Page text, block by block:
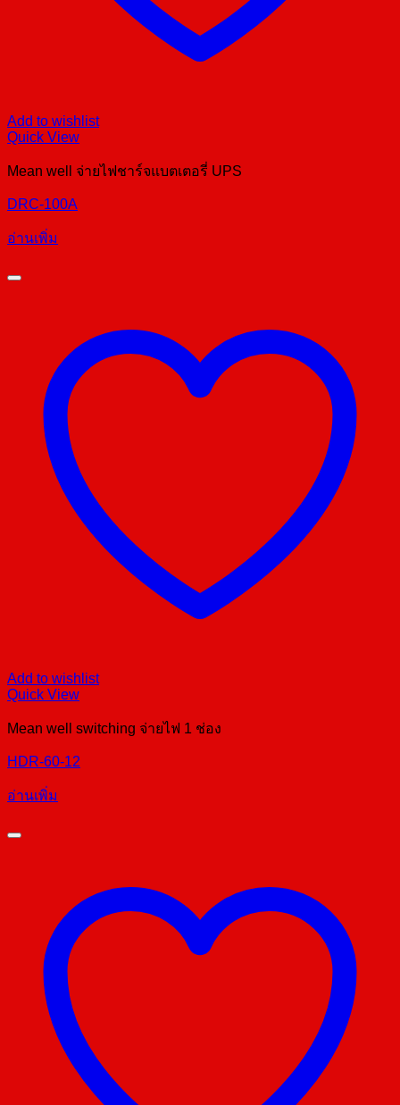
Add to wishlist
Quick View
Mean well จ่ายไฟชาร์จแบตเตอรี่ UPS
DRC-100A
อ่านเพิ่ม
Add to wishlist
Quick View
Mean well switching จ่ายไฟ 1 ช่อง
HDR-60-12
อ่านเพิ่ม